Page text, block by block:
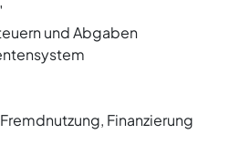
und Abgaben
Finanzierung